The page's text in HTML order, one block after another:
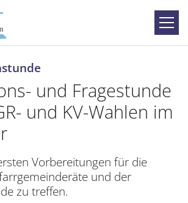
und Fragestunde
und KV-Wahlen im
Vorbereitungen für die
und der
zu treffen.